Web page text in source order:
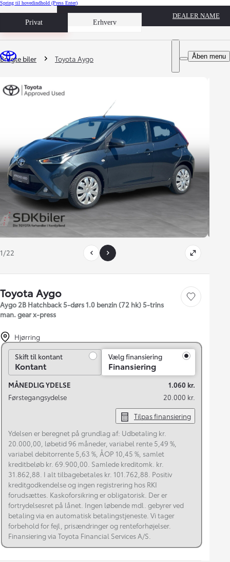
Spring til hovedindhold (Press Enter)
Privat Erhverv
Book prøvetur
DEALER NAME
Åben menu
Du er her
Brugte biler Toyota Aygo
1/22
Toyota Aygo
Aygo 2B Hatchback 5-dørs 1.0 benzin (72 hk) 5-trins
man. gear x-press
Gem bil
Hjørring
Skift til kontant
Skift til kontant
Kontant
Vælg finansiering
Finansiering
MÅNEDLIG YDELSE
1.060 kr.
Førstegangsydelse
20.000 kr.
Tilpas finansiering
Ydelsen er beregnet på grundlag af: Udbetaling kr.
20.000,00, løbetid 96 måneder, variabel rente 5,49 %,
variabel debitorrente 5,63 %, ÅOP 10,45 %, samlet
kreditbeløb kr. 69.900,00. Samlede kreditomk. kr.
31.862,88. I alt tilbagebetales kr. 101.762,88. Positiv
kreditgodkendelse og ingen registrering hos RKI
forudsættes. Kaskoforsikring er obligatorisk. Der er
fortrydelsesret på lånet. Ingen løbende mdl. gebyrer ved
betaling via en automatisk betalingstjeneste. Vi tager
forbehold for fejl, prisændringer og renteforhøjelser.
Finansiering via Toyota Financial Services A/S.